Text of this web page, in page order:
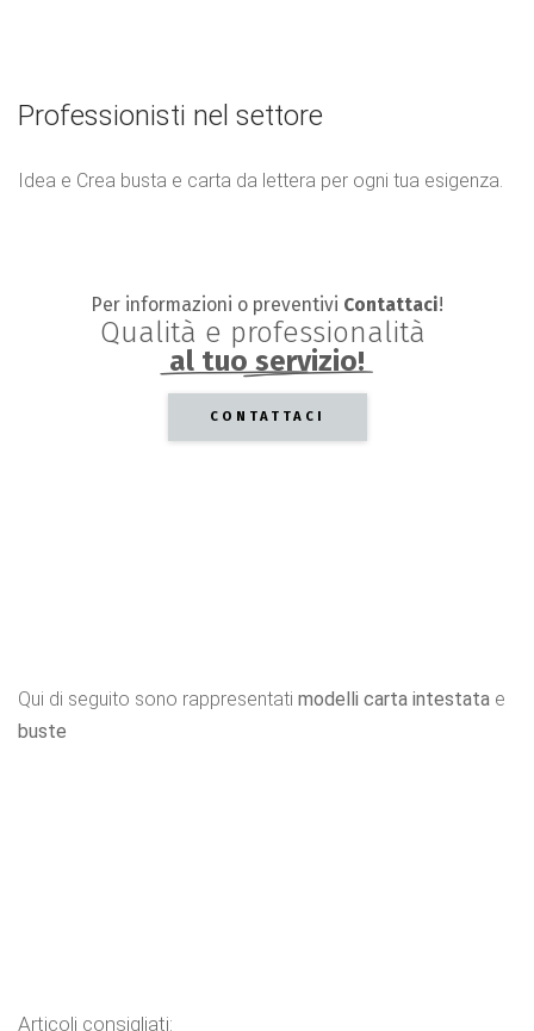
Professionisti nel settore
Idea e Crea busta e carta da lettera per ogni tua esigenza.
Per informazioni o preventivi Contattaci!
Qualità e professionalità
al tuo servizio!
CONTATTACI
Qui di seguito sono rappresentati modelli carta intestata e
buste
Articoli consigliati: